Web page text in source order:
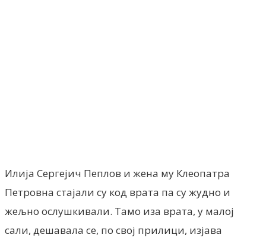
Илија Сергејич Пеплов и жена му Клеопатра
Петровна стајали су код врата па су жудно и
жељно ослушкивали. Тамо иза врата, у малој
сали, дешавала се, по свој прилици, изјава